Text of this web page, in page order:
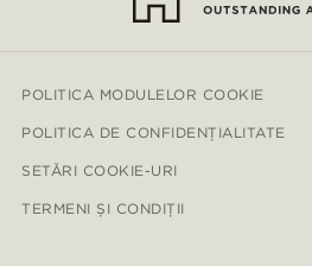
POLITICA MODULELOR COOKIE
POLITICA DE CONFIDENȚIALITATE
SETĂRI COOKIE-URI
TERMENI ȘI CONDIȚII